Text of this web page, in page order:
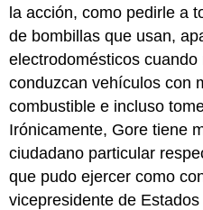
la acción, como pedirle a
de bombillas que usan,
electrodomésticos cuando
conduzcan vehículos con
combustible e incluso
Irónicamente, Gore tiene
ciudadano particular
que pudo ejercer como
vicepresidente de Estados